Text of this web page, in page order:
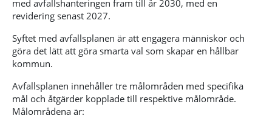
med avfallshanteringen fram till år 2030, med en
revidering senast 2027.
Syftet med avfallsplanen är att engagera människor och
göra det lätt att göra smarta val som skapar en hållbar
kommun.
Avfallsplanen innehåller tre målområden med specifika
mål och åtgärder kopplade till respektive målområde.
Målområdena är: